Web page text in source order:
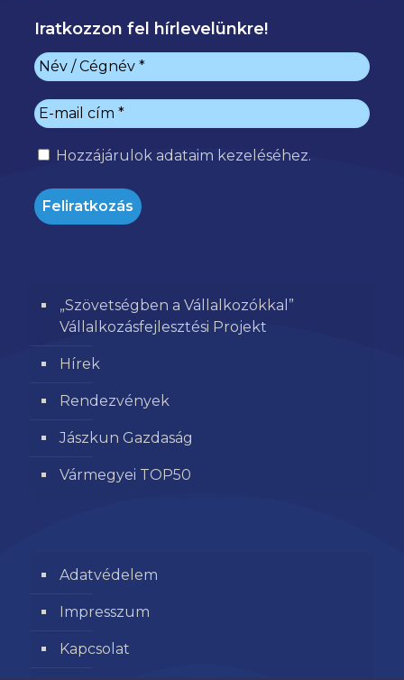
Iratkozzon fel hírlevelünkre!
Hozzájárulok adataim kezeléséhez.
„Szövetségben a Vállalkozókkal”
Vállalkozásfejlesztési Projekt
Hírek
Rendezvények
Jászkun Gazdaság
Vármegyei TOP50
Adatvédelem
Impresszum
Kapcsolat